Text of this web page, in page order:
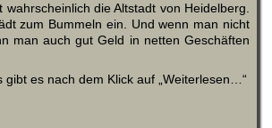
wahrscheinlich die Altstadt von Heidelberg.
zum Bummeln ein. Und wenn man nicht
man auch gut Geld in netten Geschäften
gibt es nach dem Klick auf „Weiterlesen…“